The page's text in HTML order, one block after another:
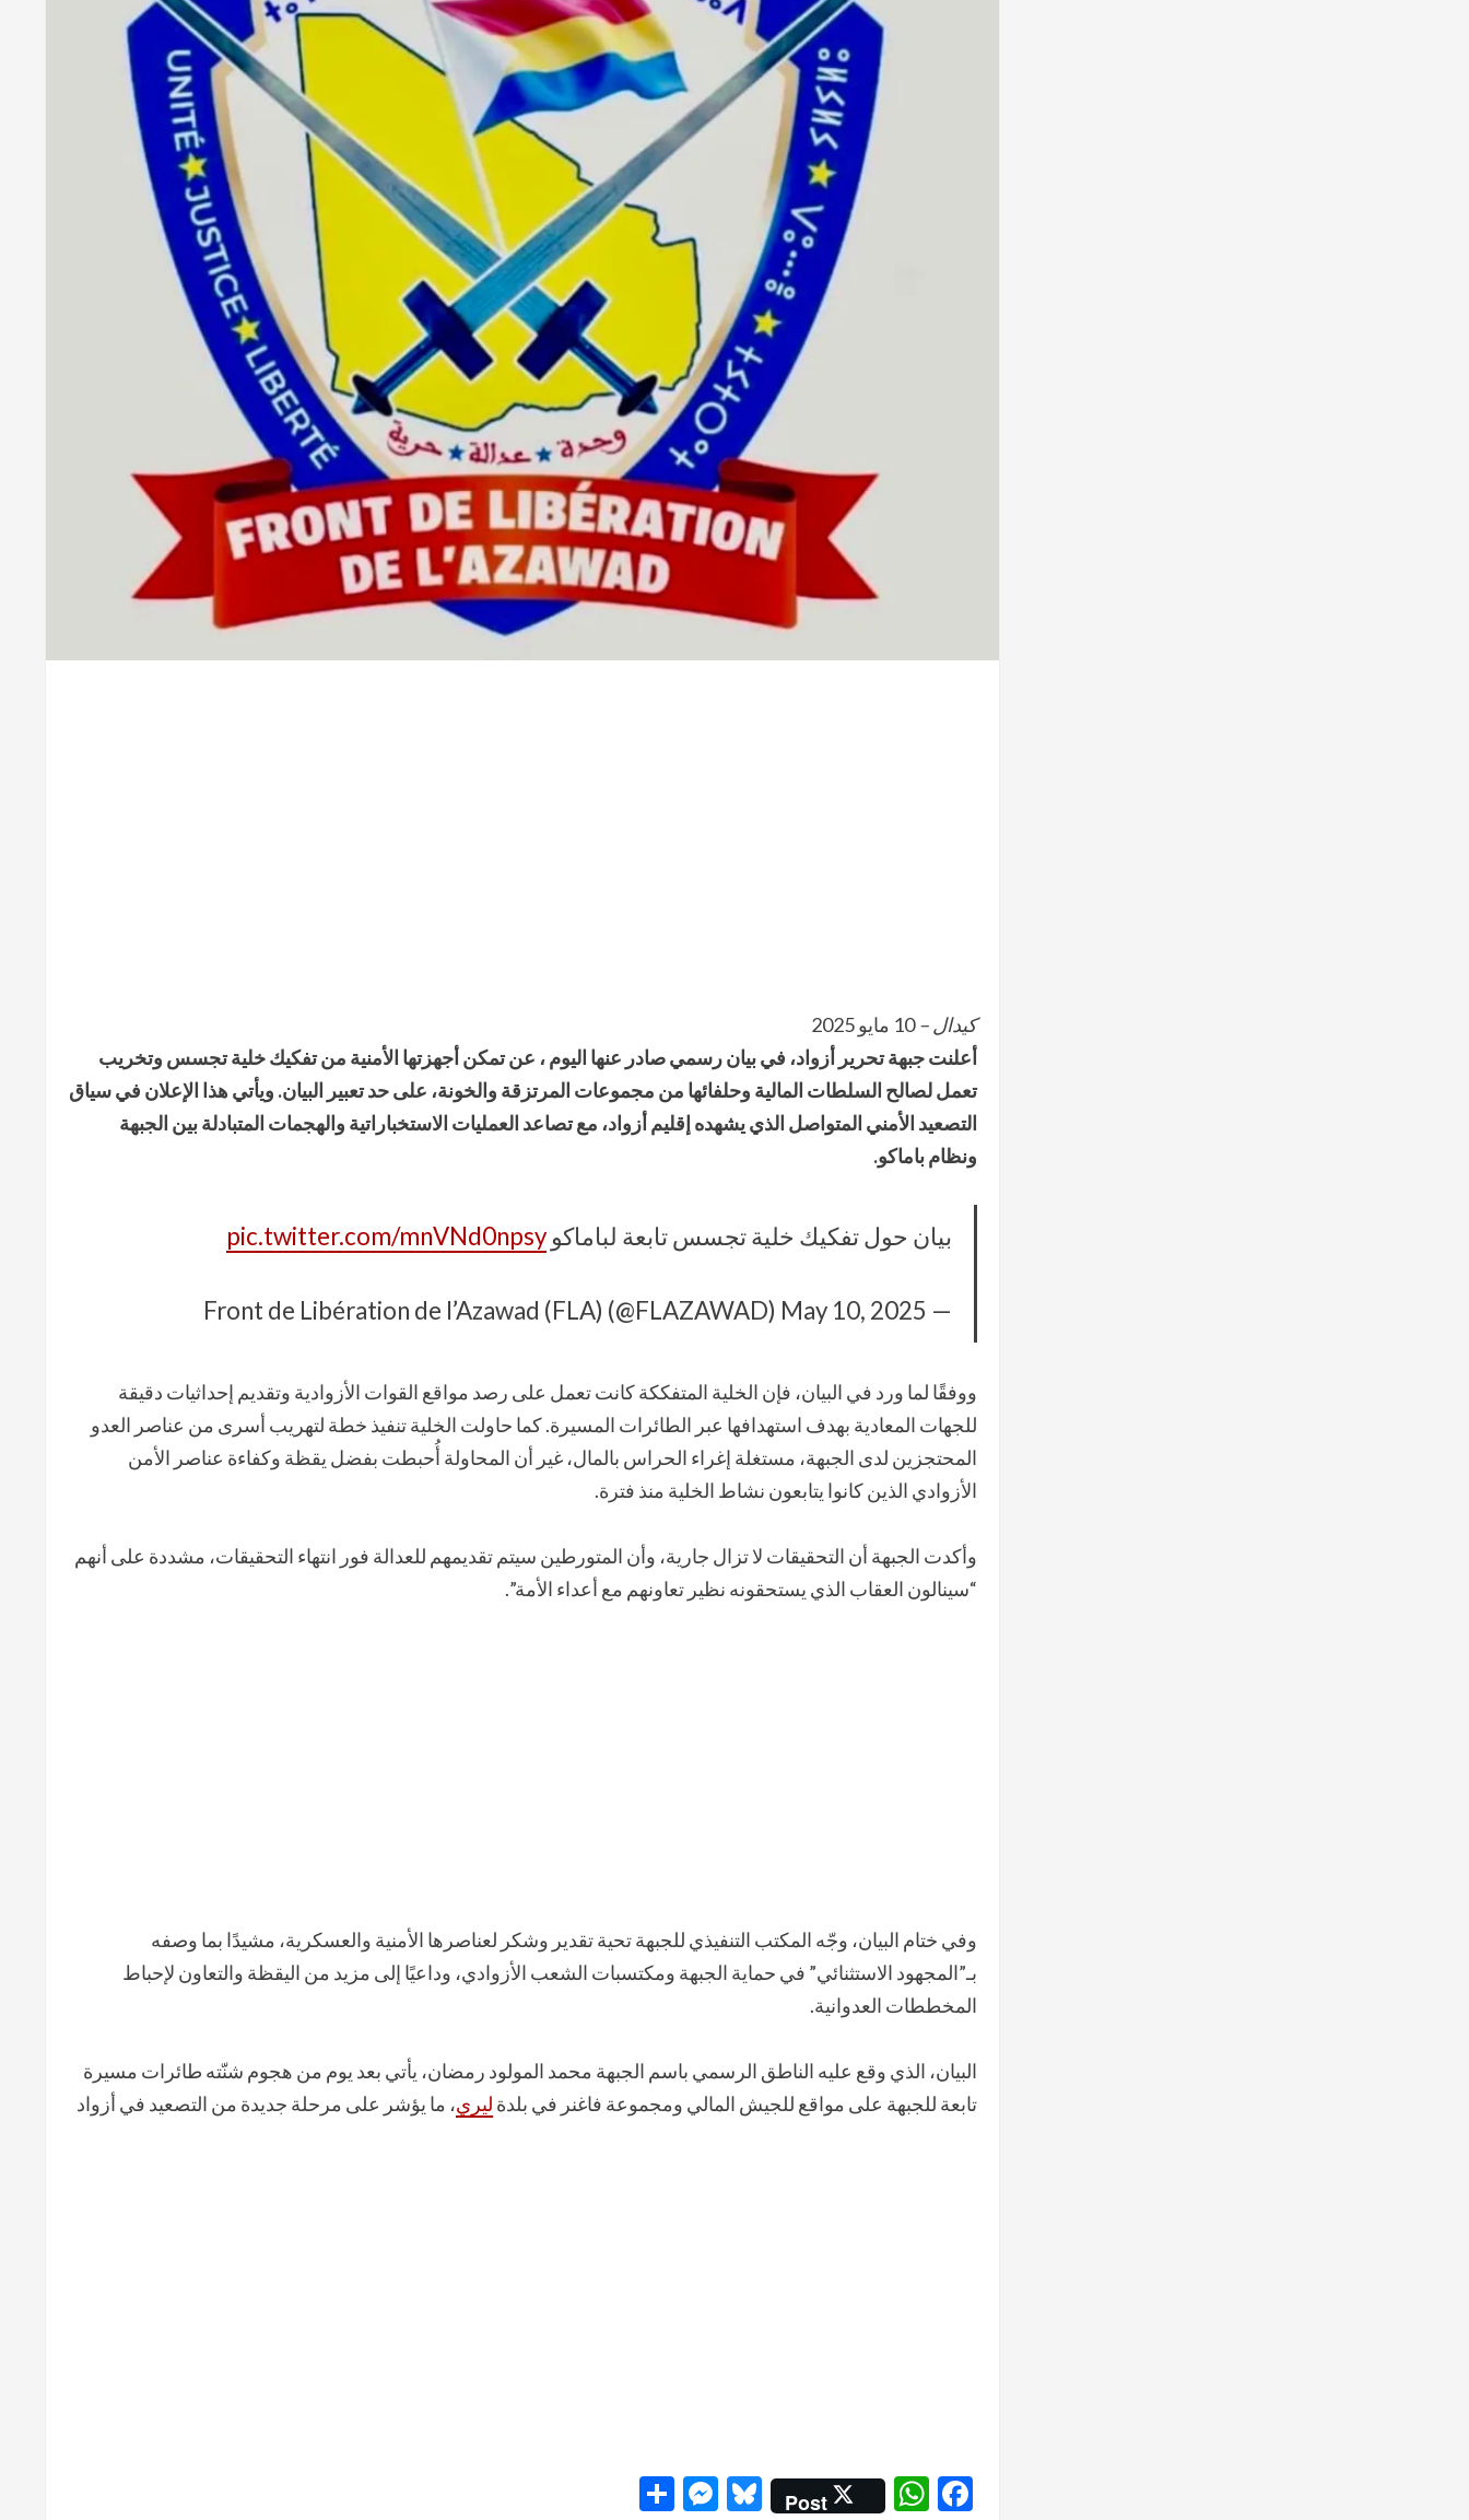
كيدال –10 مايو 2025
أعلنت جبهة تحرير أزواد، في بيان رسمي صادر عنها اليوم ، عن تمكن أجهزتها الأمنية من تفكيك خلية تجسس وتخريب
تعمل لصالح السلطات المالية وحلفائها من مجموعات المرتزقة والخونة، على حد تعبير البيان. ويأتي هذا الإعلان في سياق
التصعيد الأمني المتواصل الذي يشهده إقليم أزواد، مع تصاعد العمليات الاستخباراتية والهجمات المتبادلة بين الجبهة
ونظام باماكو.
بيان حول تفكيك خلية تجسس تابعة لباماكوpic.twitter.com/mnVNd0npsy
— Front de Libération de l’Azawad (FLA) (@FLAZAWAD)
May 10, 2025
ووفقًا لما ورد في البيان، فإن الخلية المتفككة كانت تعمل على رصد مواقع القوات الأزوادية وتقديم إحداثيات دقيقة
للجهات المعادية بهدف استهدافها عبر الطائرات المسيرة. كما حاولت الخلية تنفيذ خطة لتهريب أسرى من عناصر العدو
المحتجزين لدى الجبهة، مستغلة إغراء الحراس بالمال، غير أن المحاولة أُحبطت بفضل يقظة وكفاءة عناصر الأمن
الأزوادي الذين كانوا يتابعون نشاط الخلية منذ فترة.
وأكدت الجبهة أن التحقيقات لا تزال جارية، وأن المتورطين سيتم تقديمهم للعدالة فور انتهاء التحقيقات، مشددة على أنهم
“سينالون العقاب الذي يستحقونه نظير تعاونهم مع أعداء الأمة”.
وفي ختام البيان، وجّه المكتب التنفيذي للجبهة تحية تقدير وشكر لعناصرها الأمنية والعسكرية، مشيدًا بما وصفه
بـ”المجهود الاستثنائي” في حماية الجبهة ومكتسبات الشعب الأزوادي، وداعيًا إلى مزيد من اليقظة والتعاون لإحباط
المخططات العدوانية.
البيان، الذي وقع عليه الناطق الرسمي باسم الجبهة محمد المولود رمضان، يأتي بعد يوم من هجوم شنّته طائرات مسيرة
تابعة للجبهة على مواقع للجيش المالي ومجموعة فاغنر في بلدة ليري، ما يؤشر على مرحلة جديدة من التصعيد في أزواد
Facebook
WhatsApp
Post
Bluesky
Messenger